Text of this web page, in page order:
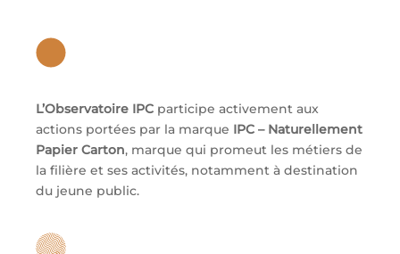
L’Observatoire IPC participe activement aux
actions portées par la marque IPC – Naturellement
Papier Carton, marque qui promeut les métiers de
la filière et ses activités, notamment à destination
du jeune public.